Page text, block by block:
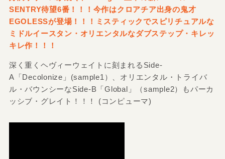
SENTRY待望6番！！！今作はクロアチア出身の鬼才
EGOLESSが登場！！！ミスティックでスピリチュアルな
ミドルイースタン・オリエンタルなダブステップ・キレッ
キレ作！！！
深く重くヘヴィーウェイトに刻まれるSide-
A「Decolonize」(sample1）、オリエンタル・トライバ
ル・バウンシーなSide-B「Global」（sample2）もパーカ
ッシブ・グレイト！！！ (コンピューマ)